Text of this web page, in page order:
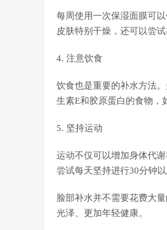
每周使用一次保湿面膜可
皮肤特别干燥，还可以尝
4. 注意饮食
饮食也是重要的补水方法
生素E和胶原蛋白的食物，
5. 坚持运动
运动不仅可以增加身体代
尝试每天坚持进行30分钟
脸部补水并不需要花费大
光泽、更加年轻健康。